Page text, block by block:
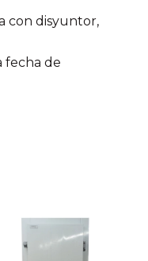
con disyuntor,
fecha de